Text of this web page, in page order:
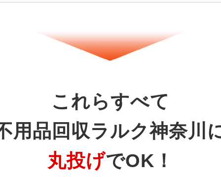
これらすべて
用品回収ラルク神奈川
丸投げでOK！